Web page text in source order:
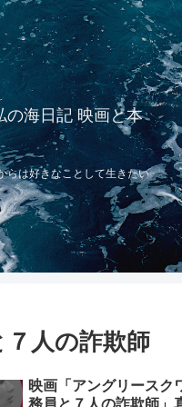
の海日記 映画と本
らは好きなことして生きたい
７人の詐欺師
映画「アングリース